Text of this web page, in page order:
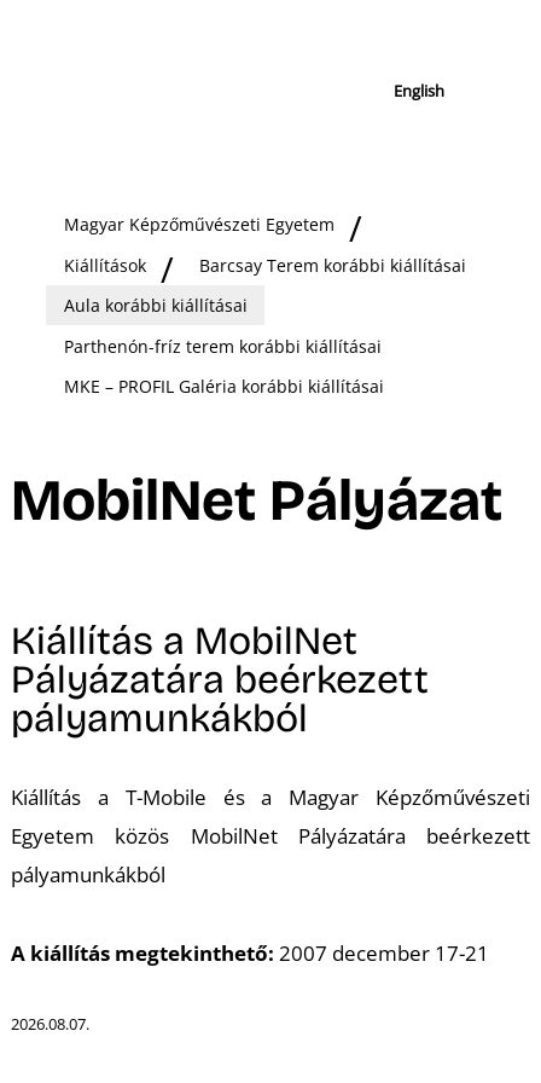
English
Magyar Képzőművészeti Egyetem
Kiállítások
Barcsay Terem korábbi kiállításai
Aula korábbi kiállításai
Parthenón-fríz terem korábbi kiállításai
MKE – PROFIL Galéria korábbi kiállításai
MobilNet Pályázat
Kiállítás a MobilNet
Pályázatára beérkezett
pályamunkákból
Kiállítás a T-Mobile és a Magyar Képzőművészeti
Egyetem közös MobilNet Pályázatára beérkezett
pályamunkákból
A kiállítás megtekinthető: 2007 december 17-21
2026.08.07.